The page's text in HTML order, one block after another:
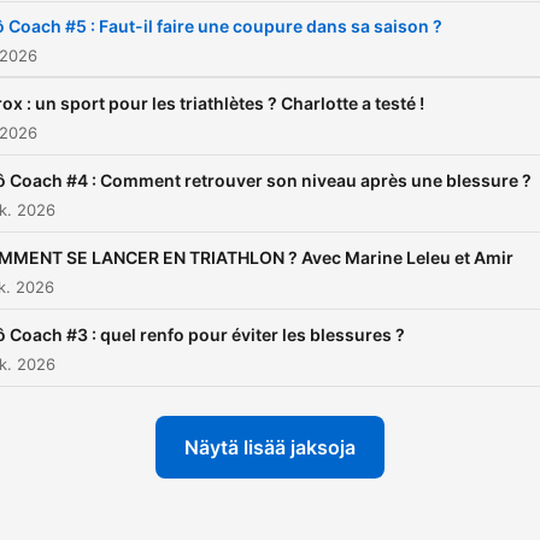
(sportifs, médecins,
sociétales fortes
et course, etc.), des
comme l’interview sur
camaraderie et de
plateformes audio : ICI
(https://
Coach #5 : Faut-il faire une coupure dans sa saison ?
: un sport pour les triathlètes ? Charlotte a testé !
Coach #4 : Comment retrouver son niveau après une blessure ?
2026
SE LANCER EN TRIATHLON ? Avec Marine Leleu et Amir
2026
Coach #3 : quel renfo pour éviter les blessures ?
2026
Näytä lisää jaksoja